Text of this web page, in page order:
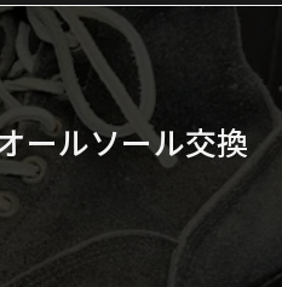
ールソール交換